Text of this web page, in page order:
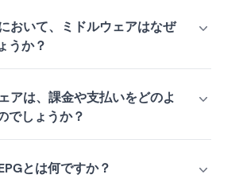
おいて、ミドルウェアはなぜ
うか？
アは、課金や支払いをどのよ
でしょうか？
とは何ですか？